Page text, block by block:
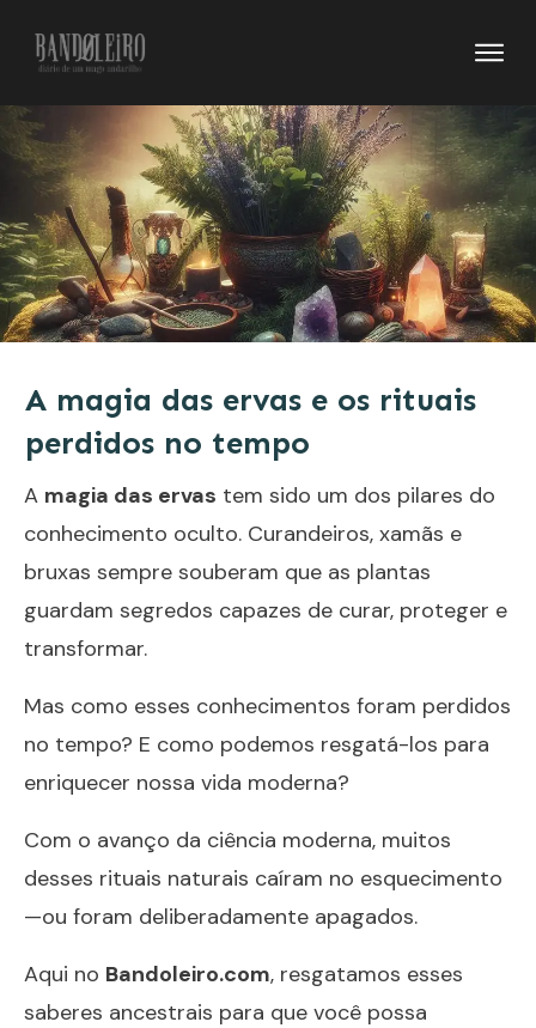
A magia das ervas e os rituais
perdidos no tempo
A magia das ervas tem sido um dos pilares do
conhecimento oculto. Curandeiros, xamãs e
bruxas sempre souberam que as plantas
guardam segredos capazes de curar, proteger e
transformar.
Mas como esses conhecimentos foram perdidos
no tempo? E como podemos resgatá-los para
enriquecer nossa vida moderna?
Com o avanço da ciência moderna, muitos
desses rituais naturais caíram no esquecimento
—ou foram deliberadamente apagados.
Aqui no Bandoleiro.com, resgatamos esses
saberes ancestrais para que você possa